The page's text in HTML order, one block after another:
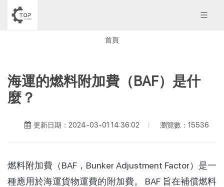
首頁
海運的燃料附加費（BAF）是什
麼？
更新日期：2024-03-01 14:36:02 瀏覽數：15536
燃料附加費（BAF， Bunker Adjustment Factor）是一
種應用於海運貨物運費的附加費。 BAF 旨在補償燃料